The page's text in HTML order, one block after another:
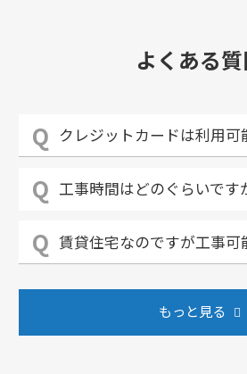
よくある
クレジットカードは利用可
工事時間はどのぐらいです
賃貸住宅なのですが工事可
もっと見る